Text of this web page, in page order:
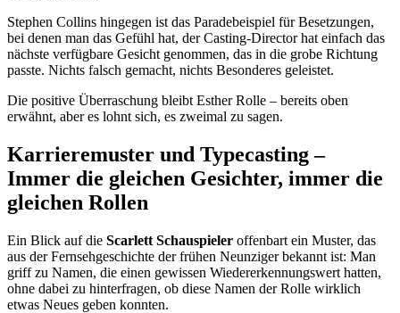
Stephen Collins hingegen ist das Paradebeispiel für Besetzungen,
bei denen man das Gefühl hat, der Casting-Director hat einfach das
nächste verfügbare Gesicht genommen, das in die grobe Richtung
passte. Nichts falsch gemacht, nichts Besonderes geleistet.
Die positive Überraschung bleibt Esther Rolle – bereits oben
erwähnt, aber es lohnt sich, es zweimal zu sagen.
Karrieremuster und Typecasting –
Immer die gleichen Gesichter, immer die
gleichen Rollen
Ein Blick auf die Scarlett Schauspieler offenbart ein Muster, das
aus der Fernsehgeschichte der frühen Neunziger bekannt ist: Man
griff zu Namen, die einen gewissen Wiedererkennungswert hatten,
ohne dabei zu hinterfragen, ob diese Namen der Rolle wirklich
etwas Neues geben konnten.